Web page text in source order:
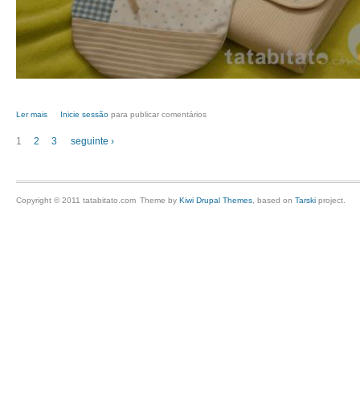
Ler mais acerca de Kit fonfom
Inicie sessão para publicar comentários
Páginas
1 2 3 seguinte ›
Copyright © 2011 tatabitato.com Theme by Kiwi Drupal Themes , based on Tarski project.